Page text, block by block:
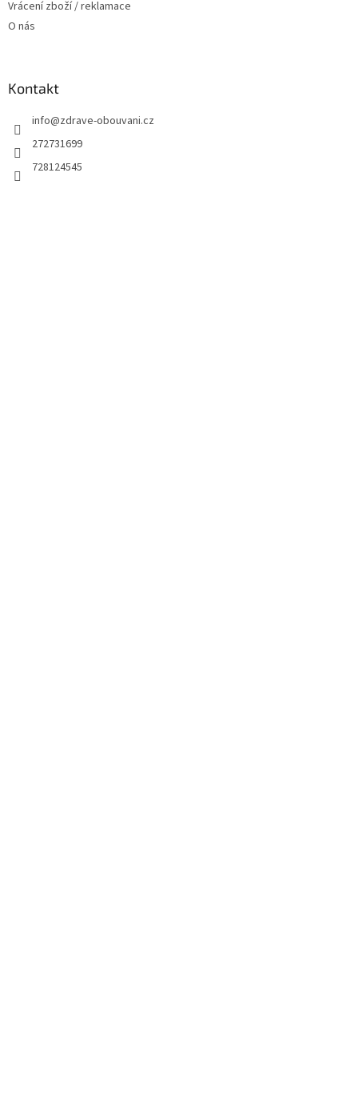
Vrácení zboží / reklamace
O nás
Kontakt
info@zdrave-obouvani.cz
272731699
728124545